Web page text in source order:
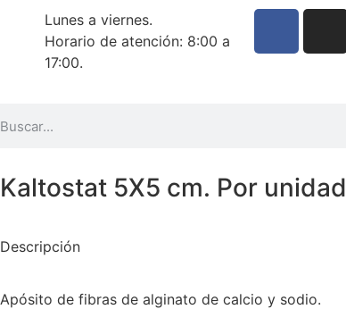
Lunes a viernes.
Horario de atención: 8:00 a
17:00.
Kaltostat 5X5 cm. Por unidad
Descripción
Apósito de fibras de alginato de calcio y sodio.